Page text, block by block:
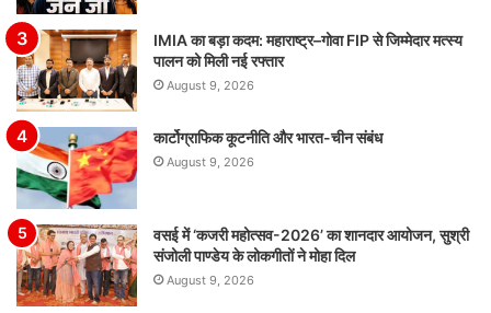
IMIA का बड़ा कदम: महाराष्ट्र–गोवा FIP से जिम्मेदार मत्स्य
पालन को मिली नई रफ्तार
August 9, 2026
कार्टोग्राफिक कूटनीति और भारत-चीन संबंध
August 9, 2026
वसई में ‘कजरी महोत्सव-2026’ का शानदार आयोजन, सुश्री
संजोली पाण्डेय के लोकगीतों ने मोहा दिल
August 9, 2026